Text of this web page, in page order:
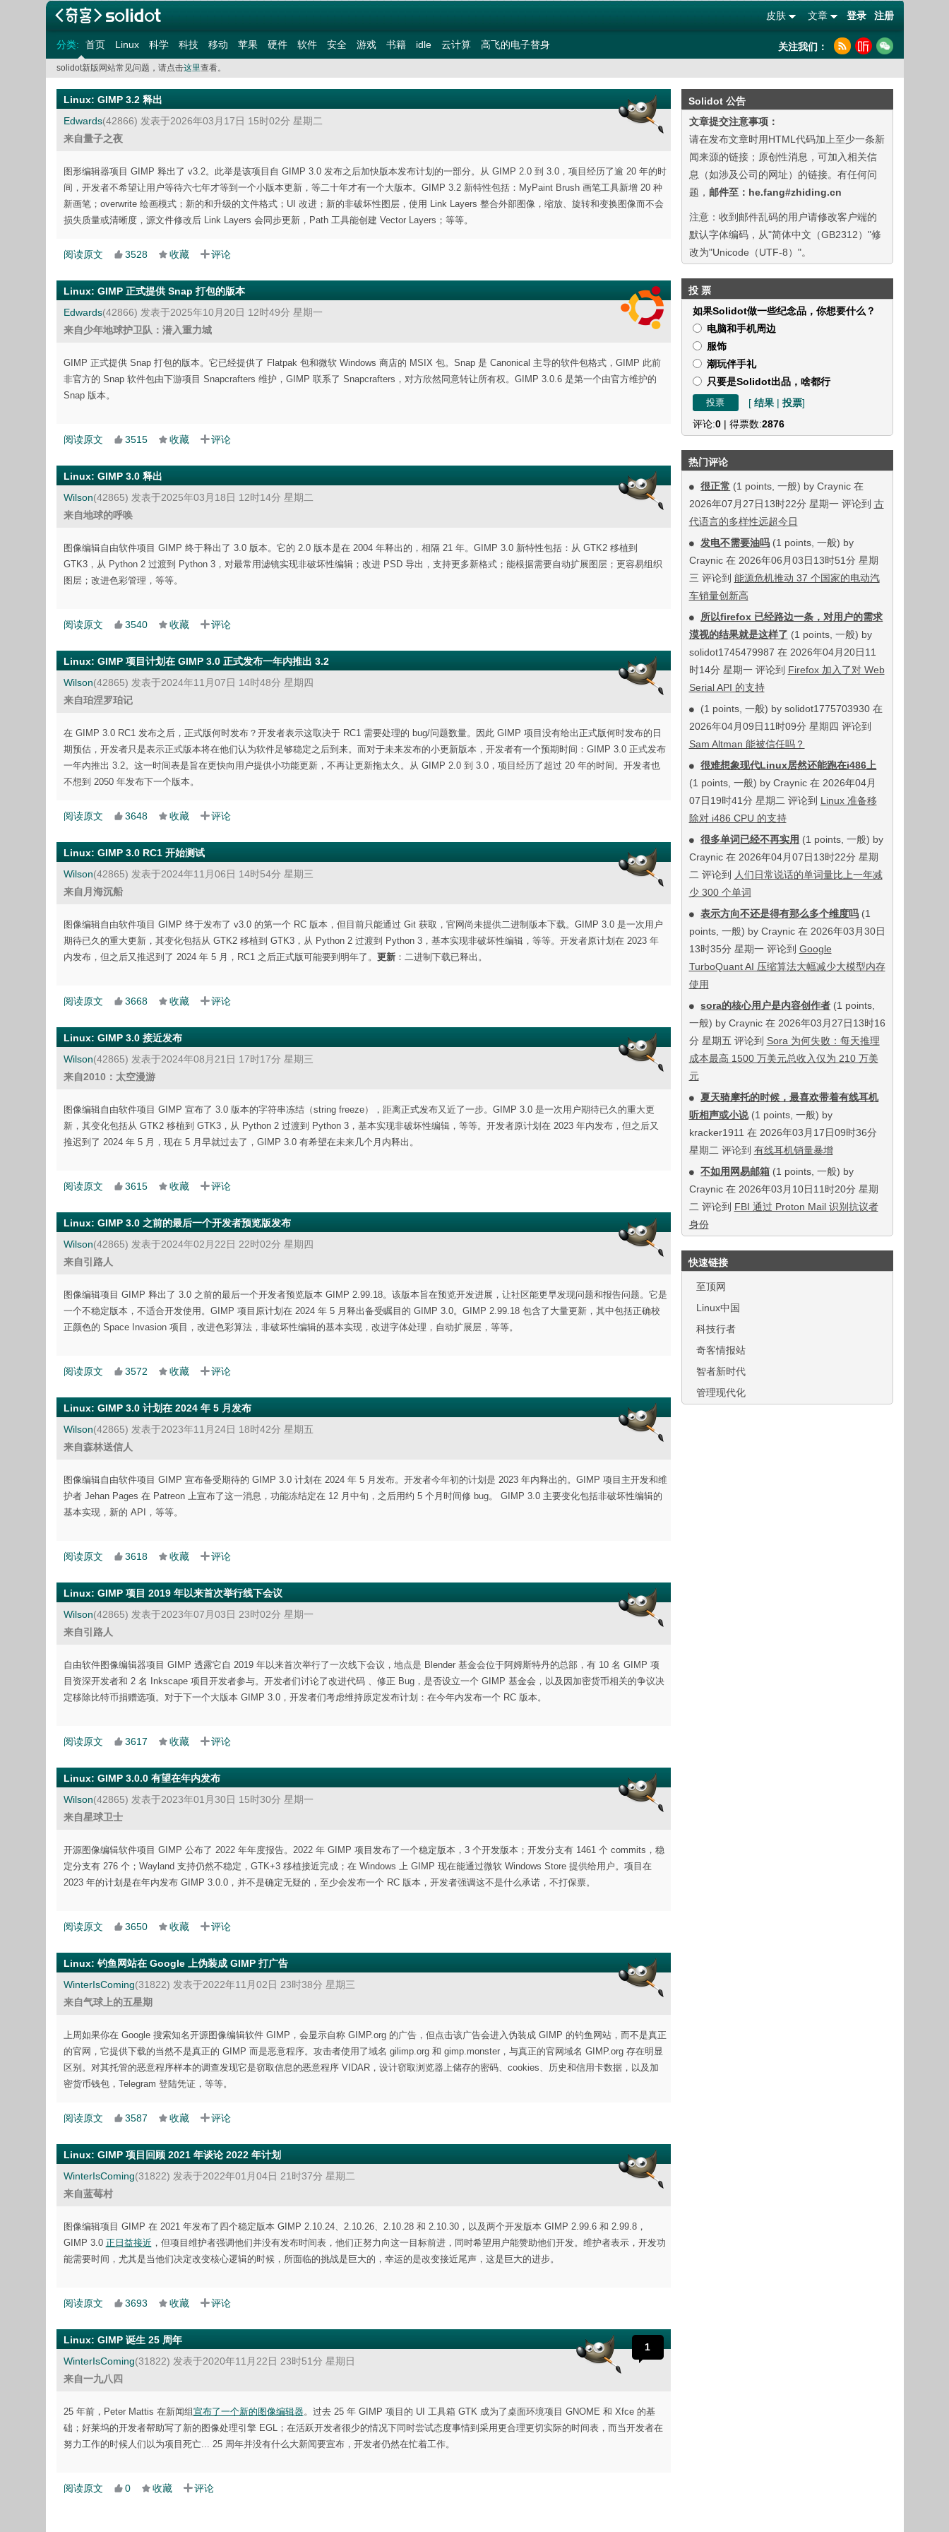
登录 注册
文章
皮肤
分类: 首页 Linux 科学 科技 移动 苹果 硬件 软件 安全 游戏 书籍 idle 云计算 高飞的电子替身 关注我们：
solidot新版网站常见问题，请点击这里查看。
Solidot 公告
文章提交注意事项：
请在发布文章时用HTML代码加上至少一条新
闻来源的链接；原创性消息，可加入相关信
息（如涉及公司的网址）的链接。有任何问
题， 邮件至：he.fang#zhiding.cn
注意：收到邮件乱码的用户请修改客户端的
默认字体编码，从"简体中文（GB2312）"修
改为"Unicode（UTF-8）"。
投 票
如果Solidot做一些纪念品，你想要什么？
电脑和手机周边
服饰
潮玩伴手礼
只要是Solidot出品，啥都行
[ 结果| 投票]
评论:0| 得票数:2876
热门评论
很正常 (1 points, 一般) by Craynic 在
2026年07月27日13时22分 星期一 评论到 古
代语言的多样性远超今日
发电不需要油吗 (1 points, 一般) by
Craynic 在 2026年06月03日13时51分 星期
三 评论到 能源危机推动 37 个国家的电动汽
车销量创新高
所以firefox 已经路边一条，对用户的需求
漠视的结果就是这样了 (1 points, 一般) by
solidot1745479987 在 2026年04月20日11
时14分 星期一 评论到 Firefox 加入了对 Web
Serial API 的支持
(1 points, 一般) by solidot1775703930 在
2026年04月09日11时09分 星期四 评论到
Sam Altman 能被信任吗？
很难想象现代Linux居然还能跑在i486上
(1 points, 一般) by Craynic 在 2026年04月
07日19时41分 星期二 评论到 Linux 准备移
除对 i486 CPU 的支持
很多单词已经不再实用 (1 points, 一般) by
Craynic 在 2026年04月07日13时22分 星期
二 评论到
人们日常说话的单词量比上一年减
少 300 个单词
表示方向不还是得有那么多个维度吗 (1
points, 一般) by Craynic 在 2026年03月30日
13时35分 星期一 评论到 Google
TurboQuant AI 压缩算法大幅减少大模型内存
使用
sora的核心用户是内容创作者 (1 points,
一般) by Craynic 在 2026年03月27日13时16
分 星期五 评论到 Sora 为何失败：每天推理
成本最高 1500 万美元总收入仅为 210 万美
元
夏天骑摩托的时候，最喜欢带着有线耳机
听相声或小说(1 points, 一般) by
kracker1911 在 2026年03月17日09时36分
星期二 评论到 有线耳机销量暴增
不如用网易邮箱 (1 points, 一般) by
Craynic 在 2026年03月10日11时20分 星期
二 评论到 FBI 通过 Proton Mail 识别抗议者
身份
快速链接
至顶网
Linux中国
科技行者
奇客情报站
智者新时代
管理现代化
Linux: GIMP 3.2 释出
Edwards(42866) 发表于2026年03月17日 15时02分 星期二
来自量子之夜
图形编辑器项目 GIMP 释出了 v3.2。此举是该项目自 GIMP 3.0 发布之后加快版本发布计划的一部分。从 GIMP 2.0 到 3.0，项目经历了逾 20 年的时
间，开发者不希望让用户等待六七年才等到一个小版本更新，等二十年才有一个大版本。GIMP 3.2 新特性包括：MyPaint Brush 画笔工具新增 20 种
新画笔；overwrite 绘画模式；新的和升级的文件格式；UI 改进；新的非破坏性图层，使用 Link Layers 整合外部图像，缩放、旋转和变换图像而不会
损失质量或清晰度，源文件修改后 Link Layers 会同步更新，Path 工具能创建 Vector Layers；等等。
阅读原文 3528 收藏 评论
Linux: GIMP 正式提供 Snap 打包的版本
Edwards(42866) 发表于2025年10月20日 12时49分 星期一
来自少年地球护卫队：潜入重力城
GIMP 正式提供 Snap 打包的版本。它已经提供了 Flatpak 包和微软 Windows 商店的 MSIX 包。Snap 是 Canonical 主导的软件包格式，GIMP 此前
非官方的 Snap 软件包由下游项目 Snapcrafters 维护，GIMP 联系了 Snapcrafters，对方欣然同意转让所有权。GIMP 3.0.6 是第一个由官方维护的
Snap 版本。
阅读原文 3515 收藏 评论
Linux: GIMP 3.0 释出
Wilson(42865) 发表于2025年03月18日 12时14分 星期二
来自地球的呼唤
图像编辑自由软件项目 GIMP 终于释出了 3.0 版本。它的 2.0 版本是在 2004 年释出的，相隔 21 年。GIMP 3.0 新特性包括：从 GTK2 移植到
GTK3，从 Python 2 过渡到 Python 3，对最常用滤镜实现非破坏性编辑；改进 PSD 导出，支持更多新格式；能根据需要自动扩展图层；更容易组织
图层；改进色彩管理，等等。
阅读原文 3540 收藏 评论
Linux: GIMP 项目计划在 GIMP 3.0 正式发布一年内推出 3.2
Wilson(42865) 发表于2024年11月07日 14时48分 星期四
来自珀涅罗珀记
在 GIMP 3.0 RC1 发布之后，正式版何时发布？开发者表示这取决于 RC1 需要处理的 bug/问题数量。因此 GIMP 项目没有给出正式版何时发布的日
期预估，开发者只是表示正式版本将在他们认为软件足够稳定之后到来。而对于未来发布的小更新版本，开发者有一个预期时间：GIMP 3.0 正式发布
一年内推出 3.2。这一时间表是旨在更快向用户提供小功能更新，不再让更新拖太久。从 GIMP 2.0 到 3.0，项目经历了超过 20 年的时间。开发者也
不想到 2050 年发布下一个版本。
阅读原文 3648 收藏 评论
Linux: GIMP 3.0 RC1 开始测试
Wilson(42865) 发表于2024年11月06日 14时54分 星期三
来自月海沉船
图像编辑自由软件项目 GIMP 终于发布了 v3.0 的第一个 RC 版本，但目前只能通过 Git 获取，官网尚未提供二进制版本下载。GIMP 3.0 是一次用户
期待已久的重大更新，其变化包括从 GTK2 移植到 GTK3，从 Python 2 过渡到 Python 3，基本实现非破坏性编辑，等等。开发者原计划在 2023 年
内发布，但之后又推迟到了 2024 年 5 月，RC1 之后正式版可能要到明年了。 更新：二进制下载已释出。
阅读原文 3668 收藏 评论
Linux: GIMP 3.0 接近发布
Wilson(42865) 发表于2024年08月21日 17时17分 星期三
来自2010：太空漫游
图像编辑自由软件项目 GIMP 宣布了 3.0 版本的字符串冻结（string freeze），距离正式发布又近了一步。GIMP 3.0 是一次用户期待已久的重大更
新，其变化包括从 GTK2 移植到 GTK3，从 Python 2 过渡到 Python 3，基本实现非破坏性编辑，等等。开发者原计划在 2023 年内发布，但之后又
推迟到了 2024 年 5 月，现在 5 月早就过去了，GIMP 3.0 有希望在未来几个月内释出。
阅读原文 3615 收藏 评论
Linux: GIMP 3.0 之前的最后一个开发者预览版发布
Wilson(42865) 发表于2024年02月22日 22时02分 星期四
来自引路人
图像编辑项目 GIMP 释出了 3.0 之前的最后一个开发者预览版本 GIMP 2.99.18。该版本旨在预览开发进展，让社区能更早发现问题和报告问题。它是
一个不稳定版本，不适合开发使用。GIMP 项目原计划在 2024 年 5 月释出备受瞩目的 GIMP 3.0。GIMP 2.99.18 包含了大量更新，其中包括正确校
正颜色的 Space Invasion 项目，改进色彩算法，非破坏性编辑的基本实现，改进字体处理，自动扩展层，等等。
阅读原文 3572 收藏 评论
Linux: GIMP 3.0 计划在 2024 年 5 月发布
Wilson(42865) 发表于2023年11月24日 18时42分 星期五
来自森林送信人
图像编辑自由软件项目 GIMP 宣布备受期待的 GIMP 3.0 计划在 2024 年 5 月发布。开发者今年初的计划是 2023 年内释出的。GIMP 项目主开发和维
护者 Jehan Pages 在 Patreon 上宣布了这一消息，功能冻结定在 12 月中旬，之后用约 5 个月时间修 bug。 GIMP 3.0 主要变化包括非破坏性编辑的
基本实现，新的 API，等等。
阅读原文 3618 收藏 评论
Linux: GIMP 项目 2019 年以来首次举行线下会议
Wilson(42865) 发表于2023年07月03日 23时02分 星期一
来自引路人
自由软件图像编辑器项目 GIMP 透露它自 2019 年以来首次举行了一次线下会议，地点是 Blender 基金会位于阿姆斯特丹的总部，有 10 名 GIMP 项
目资深开发者和 2 名 Inkscape 项目开发者参与。开发者们讨论了改进代码 、修正 Bug，是否设立一个 GIMP 基金会，以及因加密货币相关的争议决
定移除比特币捐赠选项。对于下一个大版本 GIMP 3.0，开发者们考虑维持原定发布计划：在今年内发布一个 RC 版本。
阅读原文 3617 收藏 评论
Linux: GIMP 3.0.0 有望在年内发布
Wilson(42865) 发表于2023年01月30日 15时30分 星期一
来自星球卫士
开源图像编辑软件项目 GIMP 公布了 2022 年年度报告。2022 年 GIMP 项目发布了一个稳定版本，3 个开发版本；开发分支有 1461 个 commits，稳
定分支有 276 个；Wayland 支持仍然不稳定，GTK+3 移植接近完成；在 Windows 上 GIMP 现在能通过微软 Windows Store 提供给用户。项目在
2023 年的计划是在年内发布 GIMP 3.0.0，并不是确定无疑的，至少会发布一个 RC 版本，开发者强调这不是什么承诺，不打保票。
阅读原文 3650 收藏 评论
Linux: 钓鱼网站在 Google 上伪装成 GIMP 打广告
WinterIsComing(31822) 发表于2022年11月02日 23时38分 星期三
来自气球上的五星期
上周如果你在 Google 搜索知名开源图像编辑软件 GIMP，会显示自称 GIMP.org 的广告，但点击该广告会进入伪装成 GIMP 的钓鱼网站，而不是真正
的官网，它提供下载的当然不是真正的 GIMP 而是恶意程序。攻击者使用了域名 gilimp.org 和 gimp.monster，与真正的官网域名 GIMP.org 存在明显
区别。对其托管的恶意程序样本的调查发现它是窃取信息的恶意程序 VIDAR，设计窃取浏览器上储存的密码、cookies、历史和信用卡数据，以及加
密货币钱包，Telegram 登陆凭证，等等。
阅读原文 3587 收藏 评论
Linux: GIMP 项目回顾 2021 年谈论 2022 年计划
WinterIsComing(31822) 发表于2022年01月04日 21时37分 星期二
来自蓝莓村
图像编辑项目 GIMP 在 2021 年发布了四个稳定版本 GIMP 2.10.24、2.10.26、2.10.28 和 2.10.30，以及两个开发版本 GIMP 2.99.6 和 2.99.8，
GIMP 3.0 正日益接近 ，但项目维护者强调他们并没有发布时间表，他们正努力向这一目标前进，同时希望用户能赞助他们开发。维护者表示，开发功
能需要时间，尤其是当他们决定改变核心逻辑的时候，所面临的挑战是巨大的，幸运的是改变接近尾声，这是巨大的进步。
阅读原文 3693 收藏 评论
Linux: GIMP 诞生 25 周年
1
WinterIsComing(31822) 发表于2020年11月22日 23时51分 星期日
来自一九八四
25 年前，Peter Mattis 在新闻组宣布了一个新的图像编辑器。过去 25 年 GIMP 项目的 UI 工具箱 GTK 成为了桌面环境项目 GNOME 和 Xfce 的基
础；好莱坞的开发者帮助写了新的图像处理引擎 EGL；在活跃开发者很少的情况下同时尝试态度事情到采用更合理更切实际的时间表，而当开发者在
努力工作的时候人们以为项目死亡... 25 周年并没有什么大新闻要宣布，开发者仍然在忙着工作。
阅读原文 0 收藏 评论